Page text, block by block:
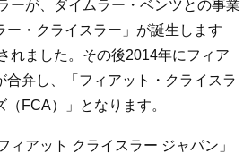
ーが、ダイムラー・ベンツとの事業
ー・クライスラー」が誕生します
れました。その後2014年にフィア
合弁し、「フィアット・クライスラ
FCA）」となります。
ィアット クライスラー ジャパン」